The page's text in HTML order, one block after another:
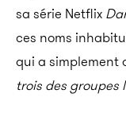
sa série Netflix
ces noms
qui a simplement
trois des groupes